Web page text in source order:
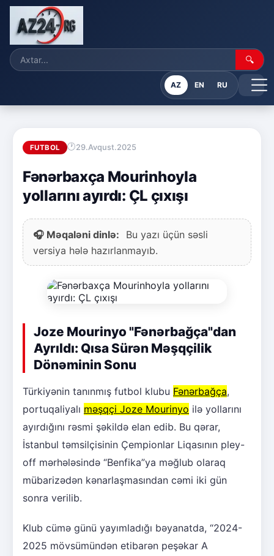
🔍
AZ EN RU
FUTBOL 29.Avqust.2025
Fənərbaxça Mourinhoyla
yollarını ayırdı: ÇL çıxışı
🎧 Məqaləni dinlə:
Bu yazı üçün səsli
versiya hələ hazırlanmayıb.
Joze Mourinyo "Fənərbağça"dan
Ayrıldı: Qısa Sürən Məşqçilik
Dönəminin Sonu
Türkiyənin tanınmış futbol klubu Fənərbağça,
portuqaliyalı məşqçi Joze Mourinyo ilə yollarını
ayırdığını rəsmi şəkildə elan edib. Bu qərar,
İstanbul təmsilçisinin Çempionlar Liqasının pley-
off mərhələsində “Benfika”ya məğlub olaraq
mübarizədən kənarlaşmasından cəmi iki gün
sonra verilib.
Klub cümə günü yayımladığı bəyanatda, “2024-
2025 mövsümündən etibarən peşəkar A